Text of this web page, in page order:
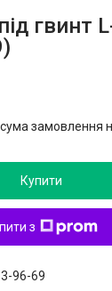
гвинт
замовлення
Купити
з
96-69